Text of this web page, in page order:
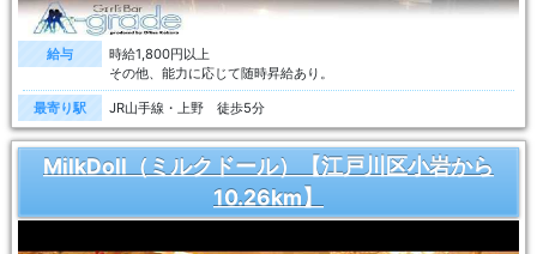
給与
時給1,800円以上
その他、能力に応じて随時昇給あり。
最寄り駅 JR山手線・上野 徒歩5分
MilkDoll（ミルクドール）【江戸川区小岩から
10.26km】